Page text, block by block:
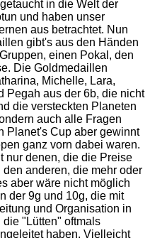
in die Welt der
und haben unser
aus betrachtet. Nun
gibt's aus den Händen
einen Pokal, den
Die Goldmedaillen
Michelle, Lara,
Pegah aus der 6b, die nicht
die versteckten Planeten
auch alle Fragen
Planet's Cup aber gewinnt
ganz vorn dabei waren.
nur denen, die die Preise
anderen, die mehr oder
aber wäre nicht möglich
der 9g und 10g, die mit
und Organisation in
"Lütten" oftmals
haben. Vielleicht